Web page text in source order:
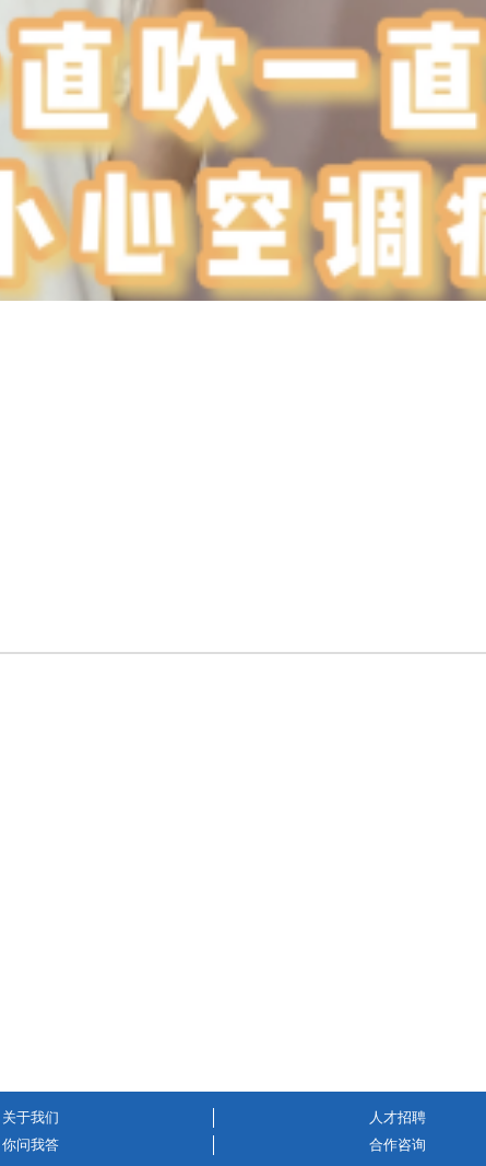
关于我们 人才招聘
你问我答 合作咨询